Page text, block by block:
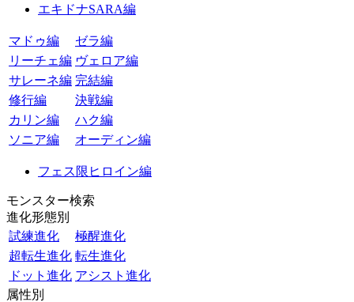
エキドナSARA編
マドゥ編
ゼラ編
リーチェ編 ヴェロア編
サレーネ編 完結編
修行編
決戦編
カリン編
ハク編
ソニア編
オーディン編
フェス限ヒロイン編
モンスター検索
進化形態別
試練進化
極醒進化
超転生進化 転生進化
ドット進化 アシスト進化
属性別